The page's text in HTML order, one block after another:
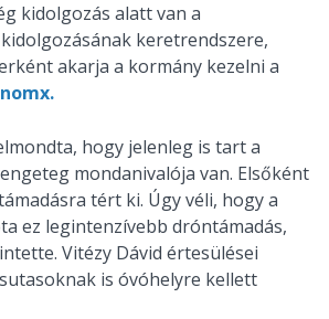
kidolgozás alatt van a
keretrendszere,
akarja a kormány kezelni a
hogy jelenleg is tart a
mondanivalója van. Elsőként
tért ki. Úgy véli, hogy a
ez legintenzívebb dróntámadás,
Vitézy Dávid értesülései
is óvóhelyre kellett